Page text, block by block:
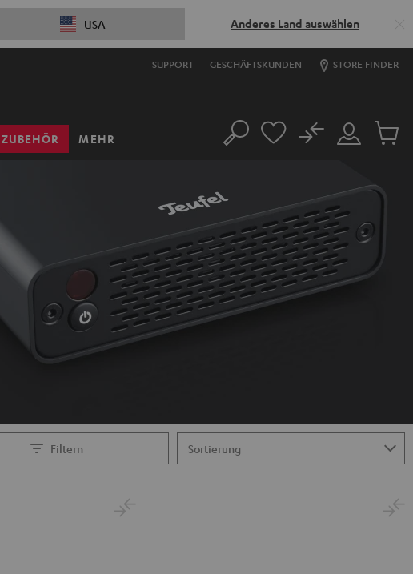
USA Anderes Land auswählen
SUPPORT GESCHÄFTSKUNDEN STORE FINDER
ZUBEHÖR MEHR Suche
Mein
No
Artikel
Filtern